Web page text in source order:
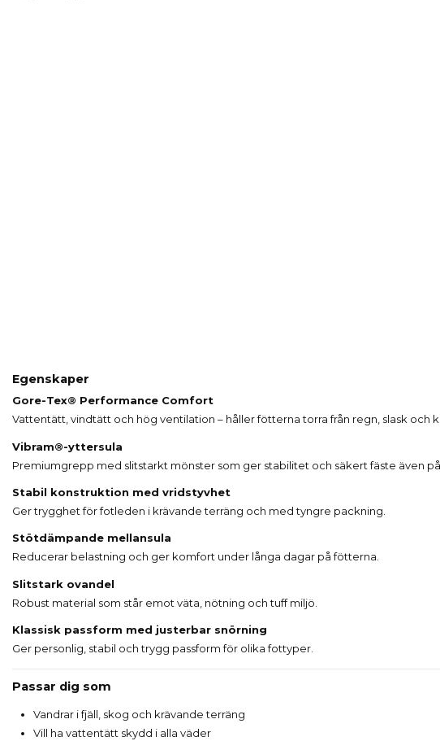
Egenskaper
Gore-Tex® Performance Comfort
Vattentätt, vindtätt och hög ventilation – håller fötterna torra från regn, slask och
Vibram®-yttersula
Premiumgrepp med slitstarkt mönster som ger stabilitet och säkert fäste även
Stabil konstruktion med vridstyvhet
Ger trygghet för fotleden i krävande terräng och med tyngre packning.
Stötdämpande mellansula
Reducerar belastning och ger komfort under långa dagar på fötterna.
Slitstark ovandel
Robust material som står emot väta, nötning och tuff miljö.
Klassisk passform med justerbar snörning
Ger personlig, stabil och trygg passform för olika fottyper.
Passar dig som
Vandrar i fjäll, skog och krävande terräng
Vill ha vattentätt skydd i alla väder